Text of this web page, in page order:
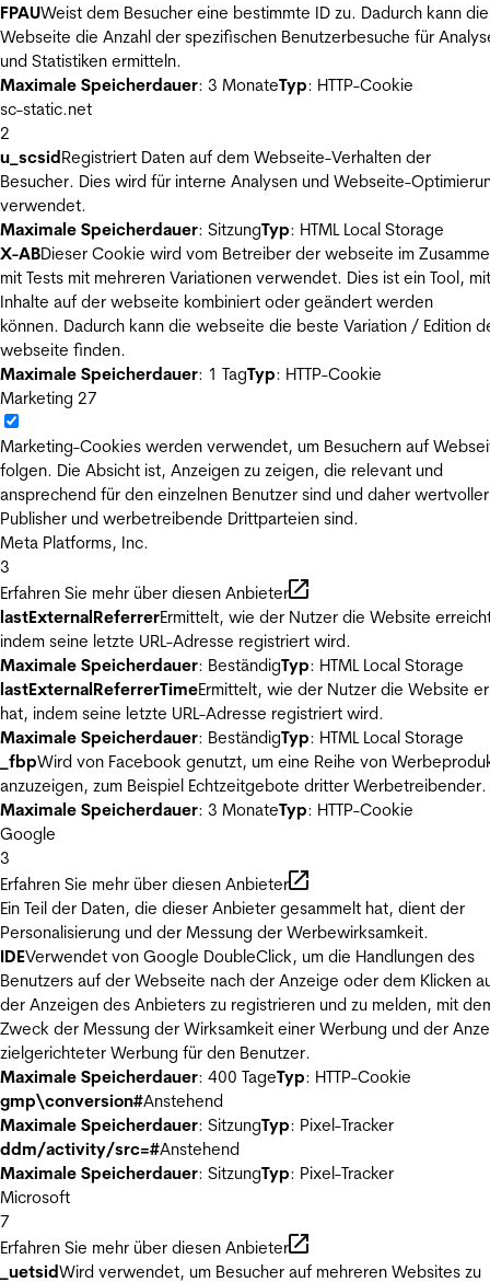
FPAUWeist dem Besucher eine bestimmte ID zu. Dadurch kann die
Webseite die Anzahl der spezifischen Benutzerbesuche für
und Statistiken ermitteln.
Maximale Speicherdauer: 3 MonateTyp: HTTP-Cookie
sc-static.net
2
u_scsidRegistriert Daten auf dem Webseite-Verhalten der
Besucher. Dies wird für interne Analysen und Webseite-
verwendet.
Maximale Speicherdauer: SitzungTyp: HTML Local Storage
X-ABDieser Cookie wird vom Betreiber der webseite im
mit Tests mit mehreren Variationen verwendet. Dies ist ein Tool,
Inhalte auf der webseite kombiniert oder geändert werden
können. Dadurch kann die webseite die beste Variation / Edition
webseite finden.
Maximale Speicherdauer: 1 TagTyp: HTTP-Cookie
Marketing 27
Marketing-Cookies werden verwendet, um Besuchern auf
folgen. Die Absicht ist, Anzeigen zu zeigen, die relevant und
ansprechend für den einzelnen Benutzer sind und daher
Publisher und werbetreibende Drittparteien sind.
Meta Platforms, Inc.
3
Erfahren Sie mehr über diesen Anbieter
lastExternalReferrerErmittelt, wie der Nutzer die Website
indem seine letzte URL-Adresse registriert wird.
Maximale Speicherdauer: BeständigTyp: HTML Local Storage
lastExternalReferrerTimeErmittelt, wie der Nutzer die Website
hat, indem seine letzte URL-Adresse registriert wird.
Maximale Speicherdauer: BeständigTyp: HTML Local Storage
_fbpWird von Facebook genutzt, um eine Reihe von
anzuzeigen, zum Beispiel Echtzeitgebote dritter Werbetreibender.
Maximale Speicherdauer: 3 MonateTyp: HTTP-Cookie
Google
3
Erfahren Sie mehr über diesen Anbieter
Ein Teil der Daten, die dieser Anbieter gesammelt hat, dient der
Personalisierung und der Messung der Werbewirksamkeit.
IDEVerwendet von Google DoubleClick, um die Handlungen des
Benutzers auf der Webseite nach der Anzeige oder dem Klicken
der Anzeigen des Anbieters zu registrieren und zu melden, mit
Zweck der Messung der Wirksamkeit einer Werbung und der
zielgerichteter Werbung für den Benutzer.
Maximale Speicherdauer: 400 TageTyp: HTTP-Cookie
gmp\conversion#Anstehend
Maximale Speicherdauer: SitzungTyp: Pixel-Tracker
ddm/activity/src=#Anstehend
Maximale Speicherdauer: SitzungTyp: Pixel-Tracker
Microsoft
7
Erfahren Sie mehr über diesen Anbieter
_uetsidWird verwendet, um Besucher auf mehreren Websites zu